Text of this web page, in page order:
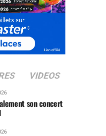
VIDEOS
son concert